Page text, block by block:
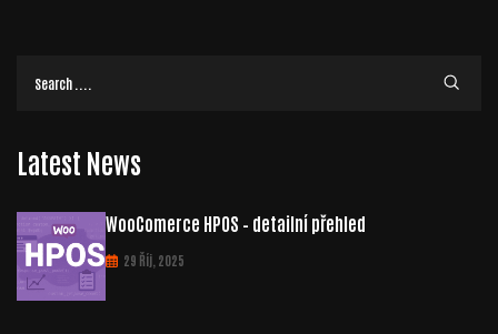
Latest News
WooComerce HPOS – detailní přehled
29 Říj, 2025